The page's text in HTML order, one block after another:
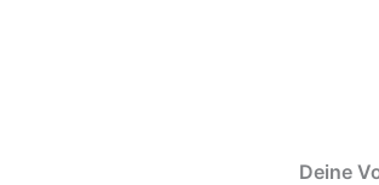
Deine